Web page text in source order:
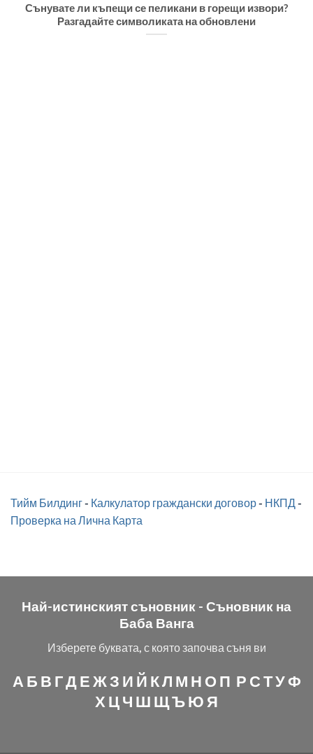
Сънувате ли къпещи се пеликани в горещи извори?
Разгадайте символиката на обновлени
Тийм Билдинг- Калкулатор граждански договор- НКПД -
Проверка на Лична Карта
Най-истинският съновник - Съновник на
Баба Ванга
Изберете буквата, с която започва съня ви
А Б В ГДЕЖЗ И Й КЛ М Н О П Р СТУФ
Х ЦЧ Ш ЩЪЮ Я